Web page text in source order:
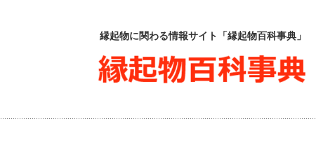
縁起物に関わる情報サイト「縁起物百科事典」